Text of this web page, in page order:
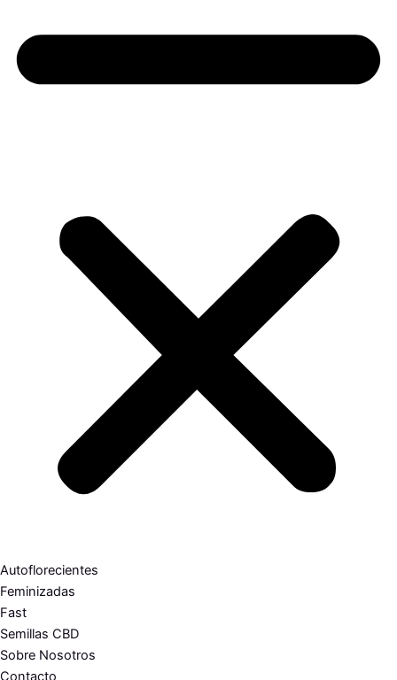
Autoflorecientes
Feminizadas
Fast
Semillas CBD
Sobre Nosotros
Contacto